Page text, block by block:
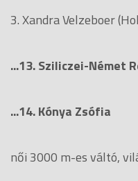
3. Xandra Velzeboer
...13. Sziliczei-Német
...14. Kónya Zsófia
női 3000 m-es váltó,